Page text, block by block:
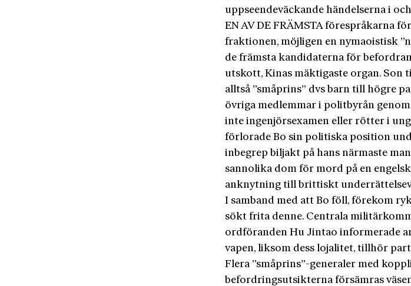
uppseendeväckande händelserna i
EN AV DE FRÄMSTA förespråkarna
fraktionen, möjligen en nymaoistisk
de främsta kandidaterna för
utskott, Kinas mäktigaste organ. Son
alltså ”småprins” dvs barn till högre
övriga medlemmar i politbyrån
inte ingenjörsexamen eller rötter i
förlorade Bo sin politiska position
inbegrep biljakt på hans närmaste
sannolika dom för mord på en
anknytning till brittiskt
I samband med att Bo föll, förekom
sökt frita denne. Centrala
ordföranden Hu Jintao informerade
vapen, liksom dess lojalitet, tillhör
Flera ”småprins”-generaler med
befordringsutsikterna försämras